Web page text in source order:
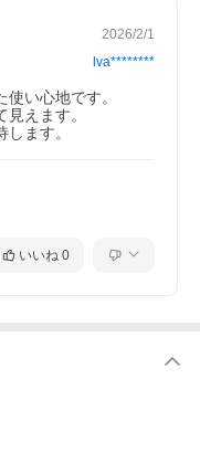
は並行輸入品となります。
いてのお断り】
います。また写真画像が
実際のお色をお確かめく
ップル 記念日 プレゼン
嬉しい おしゃれ かわ
ニティ ノベルティ ゴル
2026/2/1
lva********
い心地です。
えます。
ます。
いいね 0